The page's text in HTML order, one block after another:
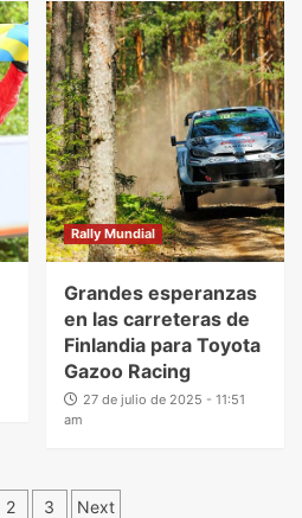
Rally Mundial
Grandes esperanzas
en las carreteras de
Finlandia para Toyota
Gazoo Racing
27 de julio de 2025 - 11:51
am
2 3 Next